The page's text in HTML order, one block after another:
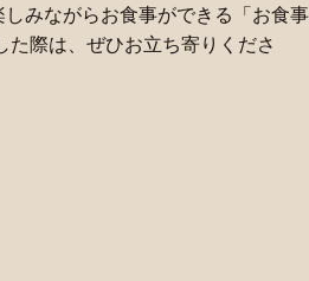
みながらお食事ができる「お食事
た際は、ぜひお立ち寄りくださ